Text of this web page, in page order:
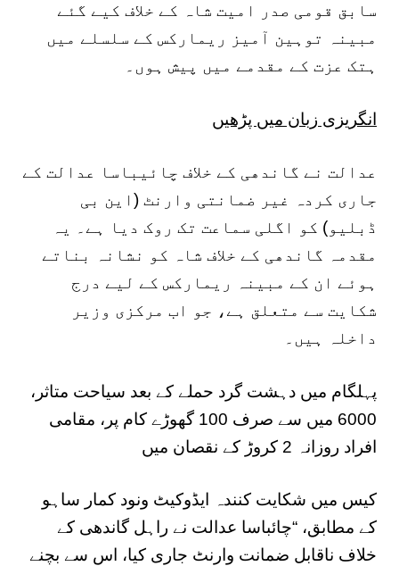
سابق قومی صدر امیت شاہ کے خلاف کیے گئے
مبینہ توہین آمیز ریمارکس کے سلسلے میں
ہتک عزت کے مقدمے میں پیش ہوں۔
انگریزی زبان میں پڑھیں
عدالت نے گاندھی کے خلاف چائیباسا عدالت کے
جاری کردہ غیر ضمانتی وارنٹ (این بی
ڈبلیو) کو اگلی سماعت تک روک دیا ہے۔ یہ
مقدمہ گاندھی کے خلاف شاہ کو نشانہ بناتے
ہوئے ان کے مبینہ ریمارکس کے لیے درج
شکایت سے متعلق ہے، جو اب مرکزی وزیر
داخلہ ہیں۔
پہلگام میں دہشت گرد حملے کے بعد سیاحت متاثر،
6000 میں سے صرف 100 گھوڑے کام پر، مقامی
افراد روزانہ 2 کروڑ کے نقصان میں
کیس میں شکایت کنندہ ایڈوکیٹ ونود کمار ساہو
کے مطابق، “چائباسا عدالت نے راہل گاندھی کے
خلاف ناقابل ضمانت وارنٹ جاری کیا، اس سے بچنے